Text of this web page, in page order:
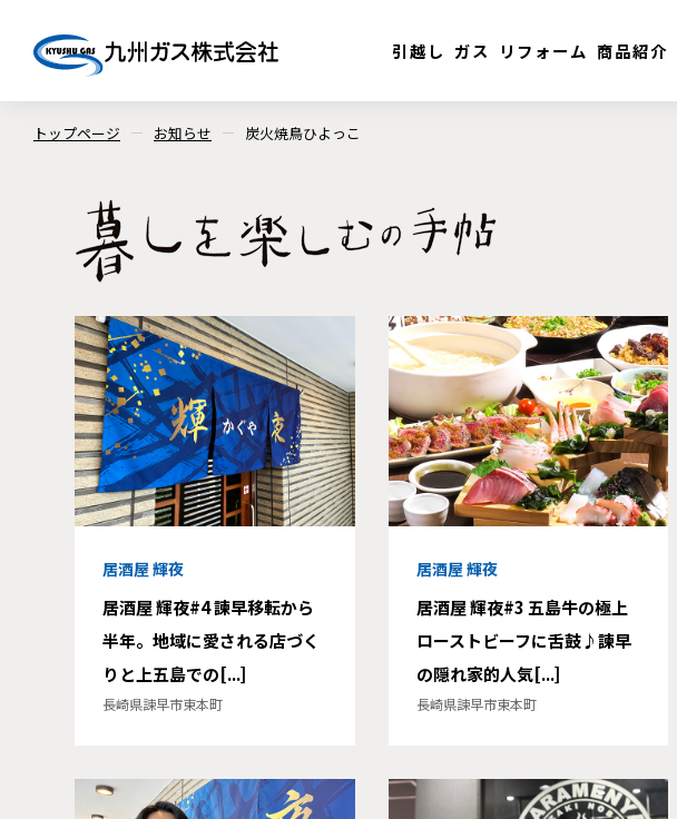
引越し ガス リフォーム 商品紹介
トップページ お知らせ 炭火焼鳥ひよっこ
居酒屋 輝夜
居酒屋 輝夜#4 諫早移転から
半年。地域に愛される店づく
りと上五島での[...]
長崎県諫早市東本町
居酒屋 輝夜
居酒屋 輝夜#3 五島牛の極上
ローストビーフに舌鼓♪諫早
の隠れ家的人気[...]
長崎県諫早市東本町